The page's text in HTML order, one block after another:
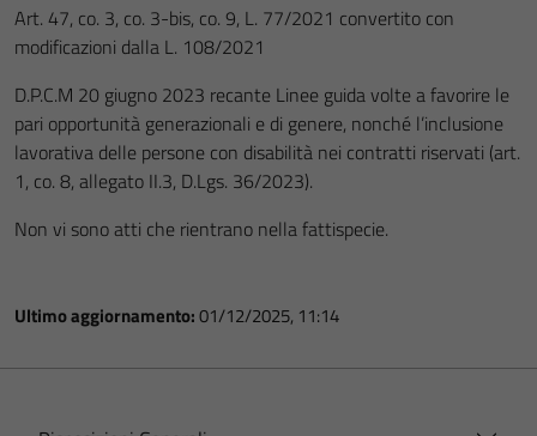
Art. 47, co. 3, co. 3-bis, co. 9, L. 77/2021 convertito con
modificazioni dalla L. 108/2021
D.P.C.M 20 giugno 2023 recante Linee guida volte a favorire le
pari opportunità generazionali e di genere, nonché l’inclusione
lavorativa delle persone con disabilità nei contratti riservati (art.
1, co. 8, allegato II.3, D.Lgs. 36/2023).
Non vi sono atti che rientrano nella fattispecie.
Ultimo aggiornamento:01/12/2025, 11:14